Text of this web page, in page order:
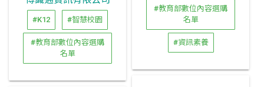
#教育部數位內容選購
名單
#資訊素養
#K12 #智慧校園
#教育部數位內容選購
名單